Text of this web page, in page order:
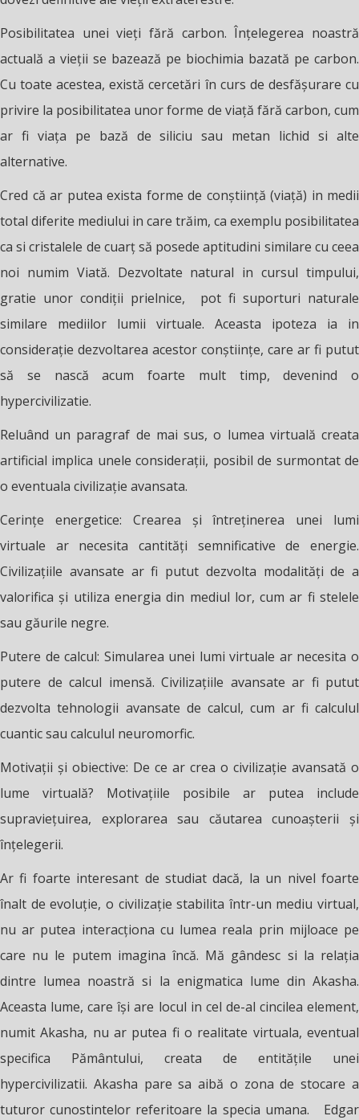
Posibilitatea unei vieți fără carbon. Înțelegerea noastră
actuală a vieții se bazează pe biochimia bazată pe carbon.
Cu toate acestea, există cercetări în curs de desfășurare cu
privire la posibilitatea unor forme de viață fără carbon, cum
ar fi viața pe bază de siliciu sau metan lichid si alte
alternative.
Cred că ar putea exista forme de conștiință (viață) in medii
total diferite mediului in care trăim, ca exemplu posibilitatea
ca si cristalele de cuarț să posede aptitudini similare cu ceea
noi numim Viată. Dezvoltate natural in cursul timpului,
gratie unor condiții prielnice, pot fi suporturi naturale
similare mediilor lumii virtuale. Aceasta ipoteza ia in
considerație dezvoltarea acestor conștiințe, care ar fi putut
să se nască acum foarte mult timp, devenind o
hypercivilizatie.
Reluând un paragraf de mai sus, o lumea virtuală creata
artificial implica unele considerații, posibil de surmontat de
o eventuala civilizație avansata.
Cerințe energetice: Crearea și întreținerea unei lumi
virtuale ar necesita cantități semnificative de energie.
Civilizațiile avansate ar fi putut dezvolta modalități de a
valorifica și utiliza energia din mediul lor, cum ar fi stelele
sau găurile negre.
Putere de calcul: Simularea unei lumi virtuale ar necesita o
putere de calcul imensă. Civilizațiile avansate ar fi putut
dezvolta tehnologii avansate de calcul, cum ar fi calculul
cuantic sau calculul neuromorfic.
Motivații și obiective: De ce ar crea o civilizație avansată o
lume virtuală? Motivațiile posibile ar putea include
supraviețuirea, explorarea sau căutarea cunoașterii și
înțelegerii.
Ar fi foarte interesant de studiat dacă, la un nivel foarte
înalt de evoluție, o civilizație stabilita într-un mediu virtual,
nu ar putea interacționa cu lumea reala prin mijloace pe
care nu le putem imagina încă. Mă gândesc si la relația
dintre lumea noastră si la enigmatica lume din Akasha.
Aceasta lume, care își are locul in cel de-al cincilea element,
numit Akasha, nu ar putea fi o realitate virtuala, eventual
specifica Pământului, creata de entitățile unei
hypercivilizatii. Akasha pare sa aibă o zona de stocare a
tuturor cunostintelor referitoare la specia umana. Edgar